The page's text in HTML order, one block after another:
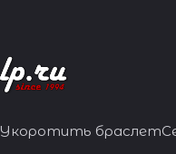
Укоротить браслет